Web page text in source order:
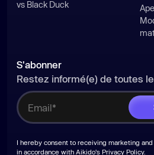
vs Black Duck
S'abonner
Restez informé(e) de toutes
I hereby consent to receiving marketing
in accordance with Aikido's Privacy Policy.